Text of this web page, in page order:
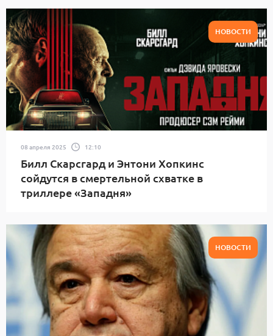
НОВОСТИ
08 апреля 2025 12:10
Билл Скарсгард и Энтони Хопкинс
сойдутся в смертельной схватке в
триллере «Западня»
НОВОСТИ